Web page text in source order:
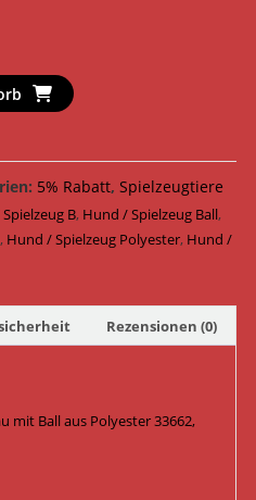
5% Rabatt, Spielzeugtiere
B, Hund / Spielzeug Ball,
, Hund / Spielzeug Polyester, Hund /
Rezensionen (0)
mit Ball aus Polyester 33662,